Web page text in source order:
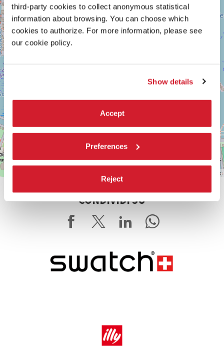
third-party cookies to collect anonymous statistical
information about browsing. You can choose which
cookies to authorize. For more information, please see
our cookie policy.
Show details
Accept
Preferences
Reject
contributors
CONDIVIDI SU